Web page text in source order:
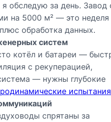
обследую за день. Завод
на 5000 м² — это неделя
обработка данных.
систем
котёл и батареи —
с рекуперацией,
— нужны глубокие
испытания
спрятаны за